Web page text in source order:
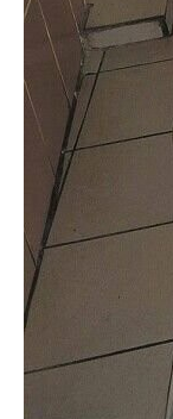
Вандали
Луцького замку: що
у
Предыдущая
Добавить
Ваш адрес email